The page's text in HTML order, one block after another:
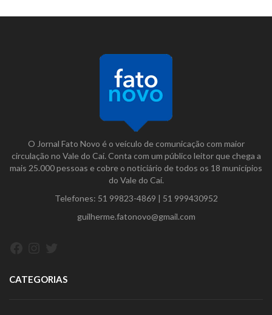
O Jornal Fato Novo é o veículo de comunicação com maior
circulação no Vale do Caí. Conta com um público leitor que chega a
mais 25.000 pessoas e cobre o noticiário de todos os 18 municípios
do Vale do Caí.
Telefones: 51 99823-4869 | 51 999430952
guilherme.fatonovo@gmail.com
CATEGORIAS